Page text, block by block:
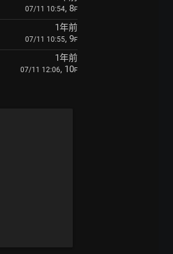
07/11 10:54, 8F
1年前
07/11 10:55, 9F
1年前
07/11 12:06, 10F